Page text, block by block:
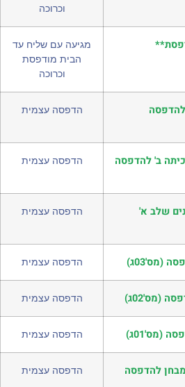
וכרוכה
מגיעה עם שליח עד
הבית מודפסת
וכרוכה
להדפסה
הדפסה עצמית
ב' להדפסה
הדפסה עצמית
שלב א'
הדפסה עצמית
(מס'03ג) הדפסה עצמית
(מס'02ג) הדפסה עצמית
(מס'01ג) הדפסה עצמית
להדפסה
הדפסה עצמית